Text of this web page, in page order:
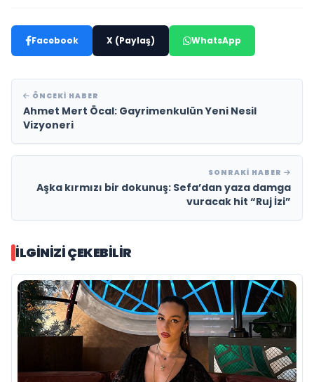
Facebook X (Paylaş) WhatsApp
ÖNCEKI HABER
Ahmet Mert Öcal: Gayrimenkulün Yeni Nesil
Vizyoneri
SONRAKI HABER
Aşka kırmızı bir dokunuş: Sefa’dan yaza damga
vuracak hit “Ruj İzi”
İLGINIZI ÇEKEBILIR